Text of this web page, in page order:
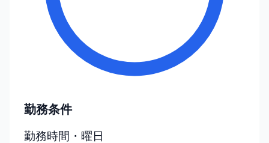
勤務条件
勤務時間・曜日